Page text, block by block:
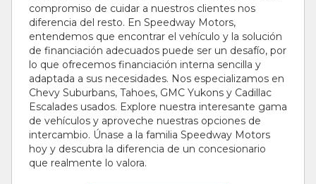
compromiso de cuidar a nuestros clientes nos
diferencia del resto. En Speedway Motors,
entendemos que encontrar el vehículo y la solución
de financiación adecuados puede ser un desafío, por
lo que ofrecemos financiación interna sencilla y
adaptada a sus necesidades. Nos especializamos en
Chevy Suburbans, Tahoes, GMC Yukons y Cadillac
Escalades usados. Explore nuestra interesante gama
de vehículos y aproveche nuestras opciones de
intercambio. Únase a la familia Speedway Motors
hoy y descubra la diferencia de un concesionario
que realmente lo valora.